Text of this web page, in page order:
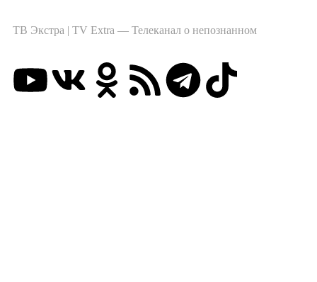
ТВ Экстра | TV Extra — Телеканал о непознанном